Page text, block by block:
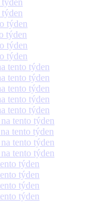
týden
týden
týden
týden
tento týden
tento týden
tento týden
tento týden
tento týden
tento týden
tento týden
tento týden
tento týden
týden
týden
týden
týden